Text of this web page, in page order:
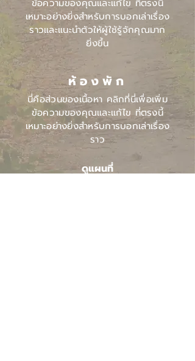
ข้อความของคุณและแก้ไข ที่ตรงนี้
เหมาะอย่างยิ่งสำหรับการบอกเล่าเรื่อง
ราวและแนะนำตัวให้ผู้ใช้รู้จักคุณมาก
ยิ่งขึ้น
ห้องพัก
นี่คือส่วนของเนื้อหา คลิกที่นี่เพื่อเพิ่ม
ข้อความของคุณและแก้ไข ที่ตรงนี้
เหมาะอย่างยิ่งสำหรับการบอกเล่าเรื่อง
ราว
ดูแผนที่